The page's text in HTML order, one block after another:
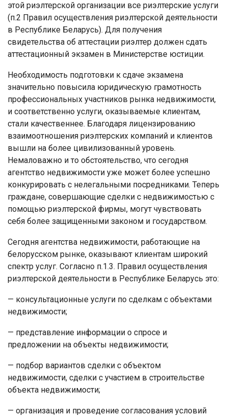
этой риэлтерской организации все риэлтерские услуги
(п.2 Правил осуществления риэлтерской деятельности
в Республике Беларусь). Для получения
свидетельства об аттестации риэлтер должен сдать
аттестационный экзамен в Министерстве юстиции.
Необходимость подготовки к сдаче экзамена
значительно повысила юридическую грамотность
профессиональных участников рынка недвижимости,
и соответственно услуги, оказываемые клиентам,
стали качественнее. Благодаря лицензированию
взаимоотношения риэлтерских компаний и клиентов
вышли на более цивилизованный уровень.
Немаловажно и то обстоятельство, что сегодня
агентство недвижимости уже может более успешно
конкурировать с нелегальными посредниками. Теперь
граждане, совершающие сделки с недвижимостью с
помощью риэлтерской фирмы, могут чувствовать
себя более защищенными законом и государством.
Сегодня агентства недвижимости, работающие на
белорусском рынке, оказывают клиентам широкий
спектр услуг. Согласно п.1.3. Правил осуществления
риэлтерской деятельности в Республике Беларусь это:
— консультационные услуги по сделкам с объектами
недвижимости;
— представление информации о спросе и
предложении на объекты недвижимости;
— подбор вариантов сделки с объектом
недвижимости, сделки с участием в строительстве
объекта недвижимости;
— организация и проведение согласования условий